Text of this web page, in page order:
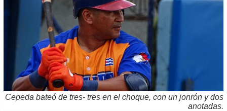
Cepeda bateó de tres- tres en el choque, con un jonrón y dos
anotadas.